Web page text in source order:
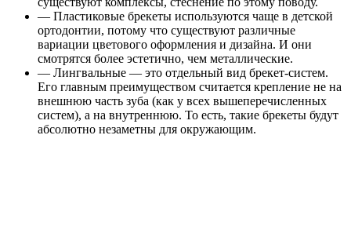
— Пластиковые брекеты используются чаще в детской
ортодонтии, потому что существуют различные
вариации цветового оформления и дизайна. И они
смотрятся более эстетично, чем металлические.
— Лингвальные — это отдельный вид брекет-систем.
Его главным преимуществом считается крепление не на
внешнюю часть зуба (как у всех вышеперечисленных
систем), а на внутреннюю. То есть, такие брекеты будут
абсолютно незаметны для окружающим.